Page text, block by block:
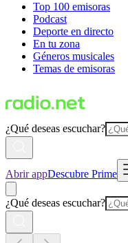
Top 100 emisoras
Podcast
Deporte en directo
En tu zona
Géneros musicales
Temas de emisoras
¿Qué deseas escuchar?
Abrir appDescubre Prime
¿Qué deseas escuchar?